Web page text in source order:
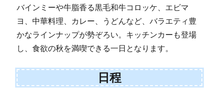
バインミーや牛脂香る黒毛和牛コロッケ、エビマ
ヨ、中華料理、カレー、うどんなど、バラエティ豊
かなラインナップが勢ぞろい。キッチンカーも登場
し、食欲の秋を満喫できる一日となります。
日程